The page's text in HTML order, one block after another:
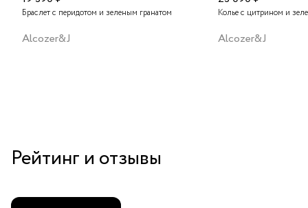
Браслет с перидотом и зеленым гранатом
Alcozer&J
Колье с цитрином и
Alcozer&J
Рейтинг и отзывы